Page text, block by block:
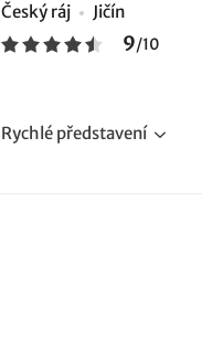
Český ráj Jičín
9/10
Rychlé představení